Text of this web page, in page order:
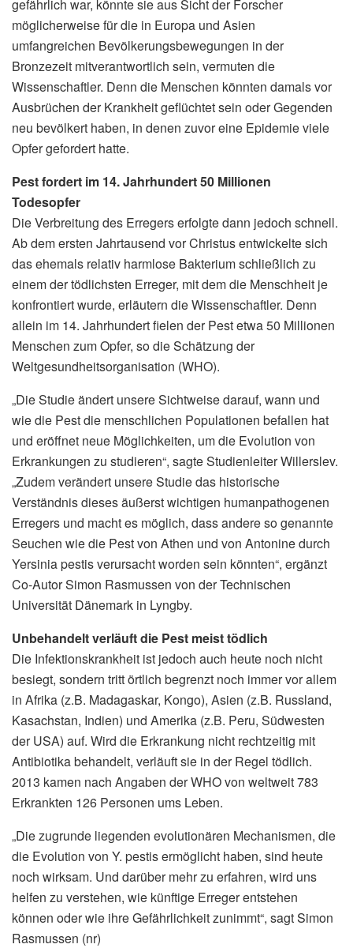
gefährlich war, könnte sie aus Sicht der Forscher
möglicherweise für die in Europa und Asien
umfangreichen Bevölkerungsbewegungen in der
Bronzezeit mitverantwortlich sein, vermuten die
Wissenschaftler. Denn die Menschen könnten damals vor
Ausbrüchen der Krankheit geflüchtet sein oder Gegenden
neu bevölkert haben, in denen zuvor eine Epidemie viele
Opfer gefordert hatte.
Pest fordert im 14. Jahrhundert 50 Millionen
Todesopfer
Die Verbreitung des Erregers erfolgte dann jedoch schnell.
Ab dem ersten Jahrtausend vor Christus entwickelte sich
das ehemals relativ harmlose Bakterium schließlich zu
einem der tödlichsten Erreger, mit dem die Menschheit je
konfrontiert wurde, erläutern die Wissenschaftler. Denn
allein im 14. Jahrhundert fielen der Pest etwa 50 Millionen
Menschen zum Opfer, so die Schätzung der
Weltgesundheitsorganisation (WHO).
„Die Studie ändert unsere Sichtweise darauf, wann und
wie die Pest die menschlichen Populationen befallen hat
und eröffnet neue Möglichkeiten, um die Evolution von
Erkrankungen zu studieren“, sagte Studienleiter Willerslev.
„Zudem verändert unsere Studie das historische
Verständnis dieses äußerst wichtigen humanpathogenen
Erregers und macht es möglich, dass andere so genannte
Seuchen wie die Pest von Athen und von Antonine durch
Yersinia pestis verursacht worden sein könnten“, ergänzt
Co-Autor Simon Rasmussen von der Technischen
Universität Dänemark in Lyngby.
Unbehandelt verläuft die Pest meist tödlich
Die Infektionskrankheit ist jedoch auch heute noch nicht
besiegt, sondern tritt örtlich begrenzt noch immer vor allem
in Afrika (z.B. Madagaskar, Kongo), Asien (z.B. Russland,
Kasachstan, Indien) und Amerika (z.B. Peru, Südwesten
der USA) auf. Wird die Erkrankung nicht rechtzeitig mit
Antibiotika behandelt, verläuft sie in der Regel tödlich.
2013 kamen nach Angaben der WHO von weltweit 783
Erkrankten 126 Personen ums Leben.
„Die zugrunde liegenden evolutionären Mechanismen, die
die Evolution von Y. pestis ermöglicht haben, sind heute
noch wirksam. Und darüber mehr zu erfahren, wird uns
helfen zu verstehen, wie künftige Erreger entstehen
können oder wie ihre Gefährlichkeit zunimmt“, sagt Simon
Rasmussen (nr)